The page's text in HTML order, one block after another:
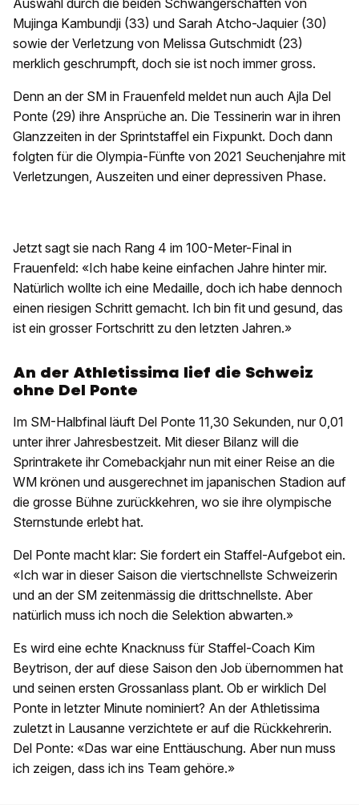
Auswahl durch die beiden Schwangerschaften von
Mujinga Kambundji (33) und Sarah Atcho-Jaquier (30)
sowie der Verletzung von Melissa Gutschmidt (23)
merklich geschrumpft, doch sie ist noch immer gross.
Denn an der SM in Frauenfeld meldet nun auch Ajla Del
Ponte (29) ihre Ansprüche an. Die Tessinerin war in ihren
Glanzzeiten in der Sprintstaffel ein Fixpunkt. Doch dann
folgten für die Olympia-Fünfte von 2021 Seuchenjahre mit
Verletzungen, Auszeiten und einer depressiven Phase.
Jetzt sagt sie nach Rang 4 im 100-Meter-Final in
Frauenfeld: «Ich habe keine einfachen Jahre hinter mir.
Natürlich wollte ich eine Medaille, doch ich habe dennoch
einen riesigen Schritt gemacht. Ich bin fit und gesund, das
ist ein grosser Fortschritt zu den letzten Jahren.»
An der Athletissima lief die Schweiz
ohne Del Ponte
Im SM-Halbfinal läuft Del Ponte 11,30 Sekunden, nur 0,01
unter ihrer Jahresbestzeit. Mit dieser Bilanz will die
Sprintrakete ihr Comebackjahr nun mit einer Reise an die
WM krönen und ausgerechnet im japanischen Stadion auf
die grosse Bühne zurückkehren, wo sie ihre olympische
Sternstunde erlebt hat.
Del Ponte macht klar: Sie fordert ein Staffel-Aufgebot ein.
«Ich war in dieser Saison die viertschnellste Schweizerin
und an der SM zeitenmässig die drittschnellste. Aber
natürlich muss ich noch die Selektion abwarten.»
Es wird eine echte Knacknuss für Staffel-Coach Kim
Beytrison, der auf diese Saison den Job übernommen hat
und seinen ersten Grossanlass plant. Ob er wirklich Del
Ponte in letzter Minute nominiert? An der Athletissima
zuletzt in Lausanne verzichtete er auf die Rückkehrerin.
Del Ponte: «Das war eine Enttäuschung. Aber nun muss
ich zeigen, dass ich ins Team gehöre.»